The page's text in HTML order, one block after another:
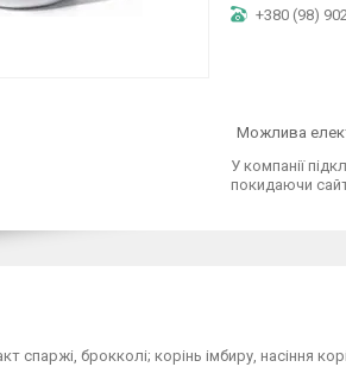
+380 (98)
У компанії
покидаючи
спаржі, брокколі; корінь імбиру, насіння